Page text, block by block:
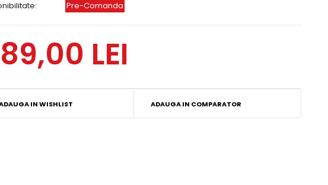
Pre-Comanda
LEI
IN WISHLIST ADAUGA IN COMPARATOR